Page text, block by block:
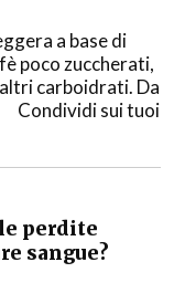
a base di
poco zuccherati,
carboidrati. Da
sui tuoi
perdite
sangue?